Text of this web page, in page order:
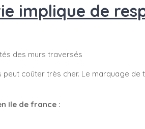
implique de
des murs traversés
coûter très cher. Le marquage
Ile de france :